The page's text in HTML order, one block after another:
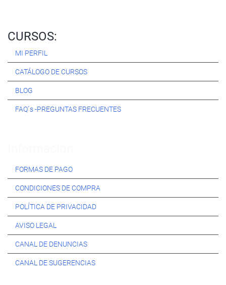
CURSOS:
MI PERFIL
CATÁLOGO DE CURSOS
BLOG
FAQ´s -PREGUNTAS FRECUENTES
FORMAS DE PAGO
CONDICIONES DE COMPRA
POLÍTICA DE PRIVACIDAD
AVISO LEGAL
CANAL DE DENUNCIAS
CANAL DE SUGERENCIAS